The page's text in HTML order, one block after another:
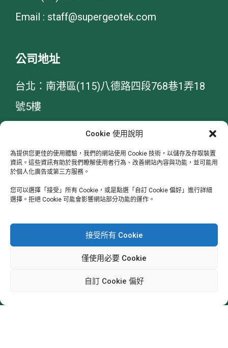
Cookie 使用說明
為提供您更佳的使用體驗，我們的網站使用 Cookie 技術，以儲存及存取裝置
資訊。這些資訊有助於我們瞭解使用者行為、改善網站內容與功能，並可能用
於個人化廣告或第三方服務。
您可以選擇「接受」所有 Cookie，或是點選「自訂 Cookie 偏好」進行詳細
選擇。拒絕 Cookie 可能會影響網站部分功能的運作。
接受所有 Cookie
僅使用必要 Cookie
自訂 Cookie 偏好
Email : staff@supergeotek.com
公司地址
台北：南港區(115)八德路四段768巷1弄18
號5樓
台中：西屯區(407)河南路二段262號4樓-8
追蹤我們
Copyright © 2025 崧旭資訊股份有限公司 版權所有